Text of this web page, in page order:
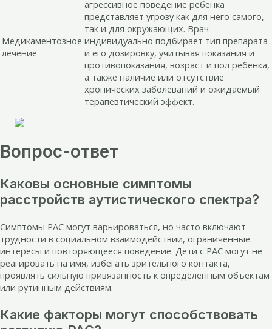
Медикаментозное
лечение
агрессивное поведение ребенка
представляет угрозу как для него самого,
так и для окружающих. Врач
индивидуально подбирает тип препарата
и его дозировку, учитывая показания и
противопоказания, возраст и пол ребенка,
а также наличие или отсутствие
хронических заболеваний и ожидаемый
терапевтический эффект.
Вопрос-ответ
Каковы основные симптомы
расстройств аутистического спектра?
Симптомы РАС могут варьироваться, но часто включают
трудности в социальном взаимодействии, ограниченные
интересы и повторяющееся поведение. Дети с РАС могут не
реагировать на имя, избегать зрительного контакта,
проявлять сильную привязанность к определённым объектам
или рутинным действиям.
Какие факторы могут способствовать